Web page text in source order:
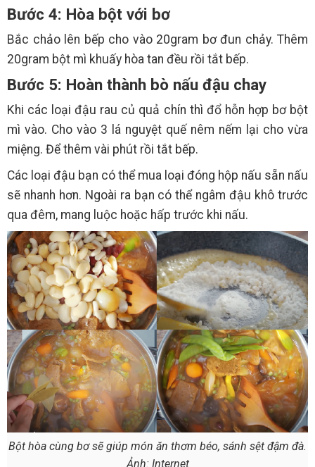
Bước 4: Hòa bột với bơ
Bắc chảo lên bếp cho vào 20gram bơ đun chảy. Thêm
20gram bột mì khuấy hòa tan đều rồi tắt bếp.
Bước 5: Hoàn thành bò nấu đậu chay
Khi các loại đậu rau củ quả chín thì đổ hỗn hợp bơ bột
mì vào. Cho vào 3 lá nguyệt quế nêm nếm lại cho vừa
miệng. Để thêm vài phút rồi tắt bếp.
Các loại đậu bạn có thể mua loại đóng hộp nấu sẵn nấu
sẽ nhanh hơn. Ngoài ra bạn có thể ngâm đậu khô trước
qua đêm, mang luộc hoặc hấp trước khi nấu.
Bột hòa cùng bơ sẽ giúp món ăn thơm béo, sánh sệt đậm đà.
Ảnh: Internet